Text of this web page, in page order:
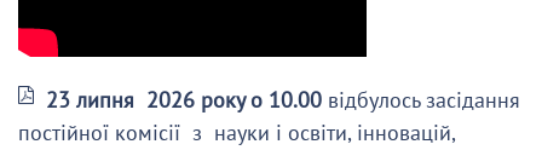
23 липня 2026 року о 10.00 відбулось засідання
постійної комісії з науки і освіти, інновацій,